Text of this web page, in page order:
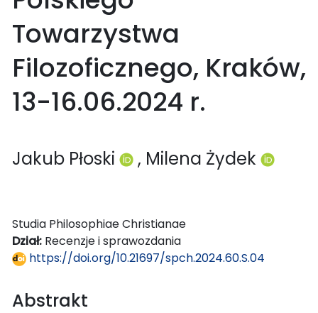
Towarzystwa
Filozoficznego, Kraków,
13-16.06.2024 r.
Jakub Płoski , Milena Żydek
Studia Philosophiae Christianae
Dział: Recenzje i sprawozdania
https://doi.org/10.21697/spch.2024.60.S.04
Abstrakt